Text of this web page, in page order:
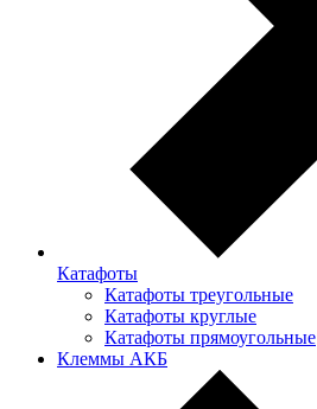
Катафоты
Катафоты треугольные
Катафоты круглые
Катафоты прямоугольные
Клеммы АКБ